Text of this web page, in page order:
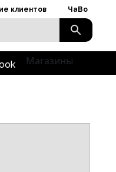
клиентов ЧаВо
Магазины